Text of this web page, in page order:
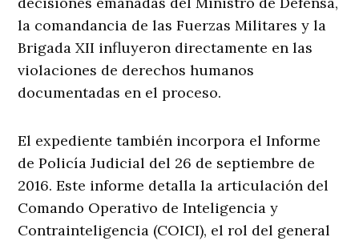
la comandancia de las Fuerzas Militares y la
Brigada XII influyeron directamente en las
violaciones de derechos humanos
documentadas en el proceso.
El expediente también incorpora el Informe
de Policía Judicial del 26 de septiembre de
2016. Este informe detalla la articulación del
Comando Operativo de Inteligencia y
Contrainteligencia (COICI), el rol del general